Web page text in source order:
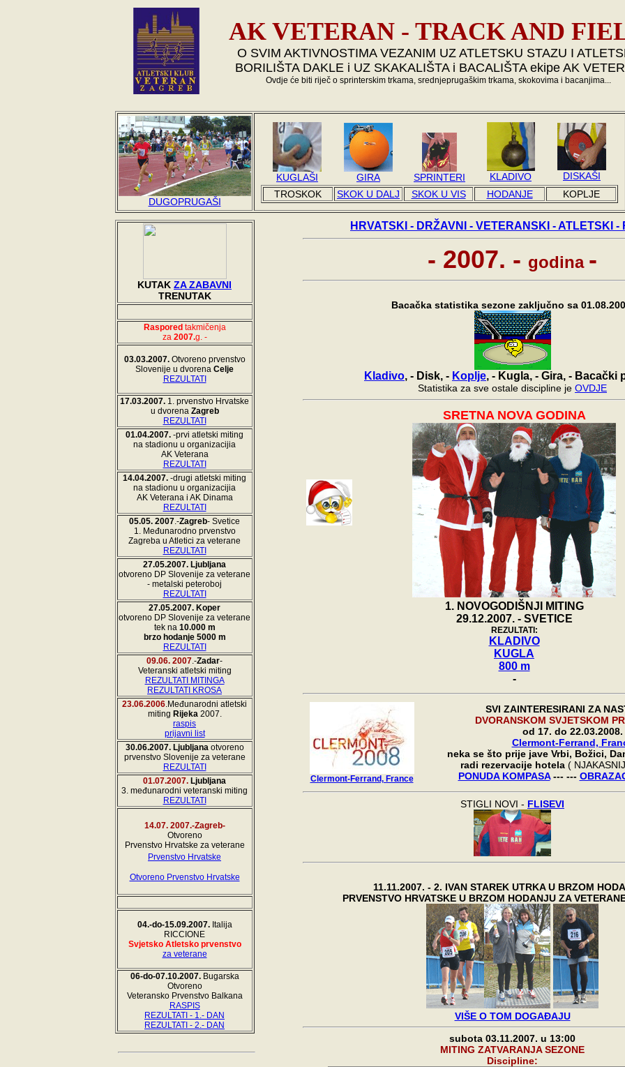
AK VETERAN - TRACK AND
O SVIM AKTIVNOSTIMA VEZANIM UZ ATLETSKU STAZU I
BORILIŠTA DAKLE i UZ SKAKALIŠTA i BACALIŠTA ekipe AK
Ovdje će biti riječ o sprinterskim trkama, srednjeprugaškim trkama, skokovima i bacanjima...
DUGOPRUGAŠI
KUGLAŠI GIRA SPRINTERI KLADIVO
DISKAŠI
TROSKOK
SKOK U DALJ SKOK U VIS HODANJE
KOPLJE
KUTAK ZA ZABAVNI
TRENUTAK
Raspored takmičenja
za 2007.g. -
03.03.2007.Otvoreno prvenstvo
Slovenije u dvorena Celje
REZULTATI
17.03.2007. 1. prvenstvo Hrvatske
u dvorena Zagreb
REZULTATI
01.04.2007. -prvi atletski miting
na stadionu u organizacijia
AK Veterana
REZULTATI
14.04.2007. -drugi atletski miting
na stadionu u organizacijia
AK Veterana i AK Dinama
REZULTATI
05.05. 2007.-Zagreb- Svetice
1. Međunarodno prvenstvo
Zagreba u Atletici za veterane
REZULTATI
27.05.2007. Ljubljana
otvoreno DP Slovenije za veterane
- metalski peteroboj
REZULTATI
27.05.2007. Koper
otvoreno DP Slovenije za veterane
tek na 10.000 m
brzo hodanje 5000 m
REZULTATI
09.06. 2007.-Zadar-
Veteranski atletski miting
REZULTATI MITINGA
REZULTATI KROSA
23.06.2006.Međunarodni atletski
miting Rijeka2007.
raspis
prijavni list
30.06.2007. Ljubljanaotvoreno
prvenstvo Slovenije za veterane
REZULTATI
01.07.2007. Ljubljana
3. međunarodni veteranski miting
REZULTATI
14.07. 2007.-Zagreb-
Otvoreno
Prvenstvo Hrvatske za veterane
Prvenstvo Hrvatske
Otvoreno Prvenstvo Hrvatske
04.-do-15.09.2007.Italija
RICCIONE
Svjetsko Atletsko prvenstvo
za veterane
06-do-07.10.2007.Bugarska
Otvoreno
Veteransko Prvenstvo Balkana
RASPIS
REZULTATI - 1.- DAN
REZULTATI - 2.- DAN
HRVATSKI - DRŽAVNI - VETERANSKI - ATLETSKI -
- 2007. - godina -
Bacačka statistika sezone zaključno sa
Kladivo, - Disk, - Koplje, - Kugla, - Gira, - Bacački
Statistika za sve ostale discipline je OVDJE
SRETNA NOVA GODINA
1. NOVOGODIŠNJI MITING
29.12.2007. - SVETICE
REZULTATI:
KLADIVO
KUGLA
800 m
-
Clermont-Ferrand, France
SVI ZAINTERESIRANI ZA
DVORANSKOM SVJETSKOM
od 17. do 22.03.2008.
Clermont-Ferrand,
neka se što prije jave Vrbi, Božici,
radi rezervacije hotela (
PONUDA KOMPASA--- ---
STIGLI NOVI - FLISEVI
11.11.2007. - 2. IVAN STAREK UTRKA U BRZOM
PRVENSTVO HRVATSKE U BRZOM HODANJU ZA
VIŠE O TOM DOGAĐAJU
subota 03.11.2007. u 13:00
MITING ZATVARANJA SEZONE
Discipline: